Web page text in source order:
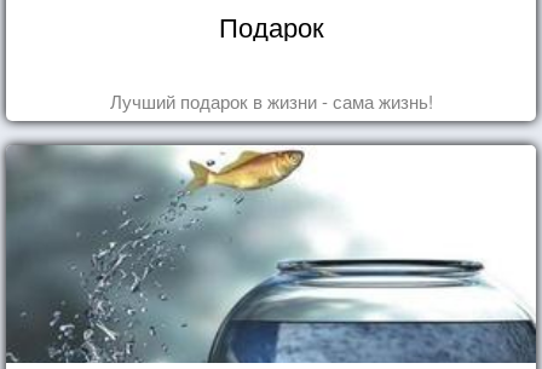
Подарок
Лучший подарок в жизни - сама жизнь!